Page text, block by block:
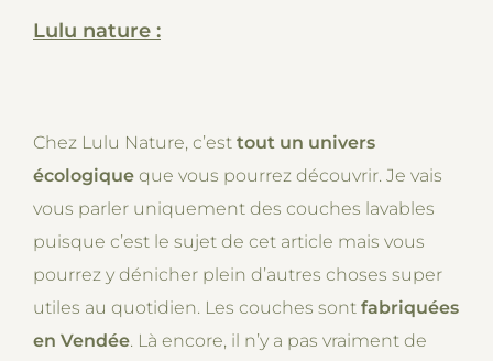
Lulu nature :
Chez Lulu Nature, c’est tout un univers
écologique que vous pourrez découvrir. Je vais
vous parler uniquement des couches lavables
puisque c’est le sujet de cet article mais vous
pourrez y dénicher plein d’autres choses super
utiles au quotidien. Les couches sont fabriquées
en Vendée. Là encore, il n’y a pas vraiment de